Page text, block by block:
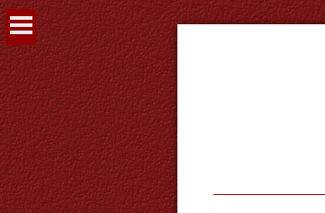
Voir
le
contenu